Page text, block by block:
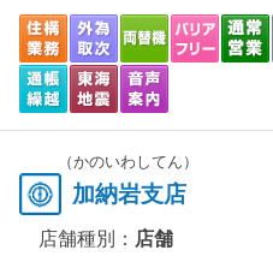
（かのいわしてん）
加納岩支店
店舗種別： 店舗